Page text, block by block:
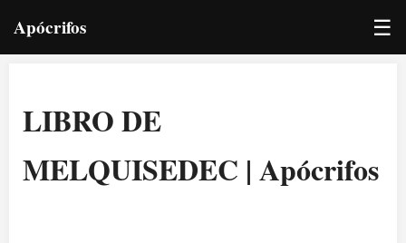
Apócrifos ☰
LIBRO DE
MELQUISEDEC | Apócrifos